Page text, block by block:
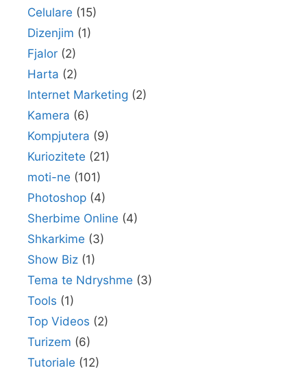
Celulare (15)
Dizenjim (1)
Fjalor (2)
Harta (2)
Internet Marketing (2)
Kamera (6)
Kompjutera (9)
Kuriozitete (21)
moti-ne (101)
Photoshop (4)
Sherbime Online (4)
Shkarkime (3)
Show Biz (1)
Tema te Ndryshme (3)
Tools (1)
Top Videos (2)
Turizem (6)
Tutoriale (12)